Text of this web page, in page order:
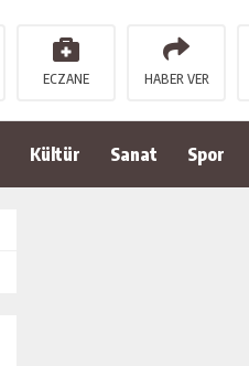
ECZANE HABER VER
Kültür Sanat Spor